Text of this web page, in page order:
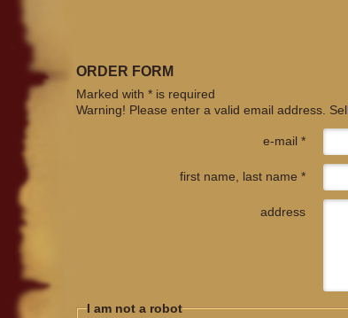
ORDER FORM
Marked with * is required
Warning! Please enter a valid email address.
e-mail *
first name, last name *
address
I am not a robot